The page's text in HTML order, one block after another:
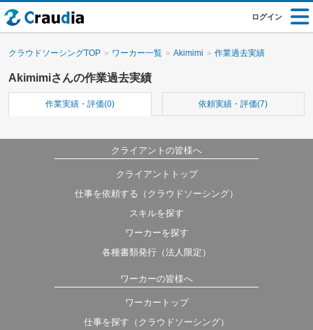
ログイン
クラウドソーシングTOP ワーカー一覧 Akimimi 作業過去実績
Akimimiさんの作業過去実績
作業実績・評価(0) 依頼実績・評価(7)
クライアントの皆様へ
クライアントトップ
仕事を依頼する（クラウドソーシング）
スキルを探す
ワーカーを探す
各種書類発行（法人限定）
ワーカーの皆様へ
ワーカートップ
仕事を探す（クラウドソーシング）